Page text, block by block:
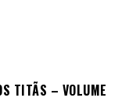
TITÃS – VOLUME